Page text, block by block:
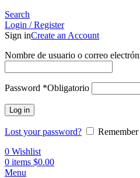
Search
Login / Register
Sign inCreate an Account
Nombre de usuario o correo
Password *Obligatorio
Log in
Lost your password?
Remember
0 Wishlist
0 items $0.00
Menu